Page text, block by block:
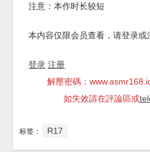
注意：本作时长较短
本内容仅限会员查看，请登录或
登录 注册
解壓密碼：
如失效請在評論區或
标签： R17